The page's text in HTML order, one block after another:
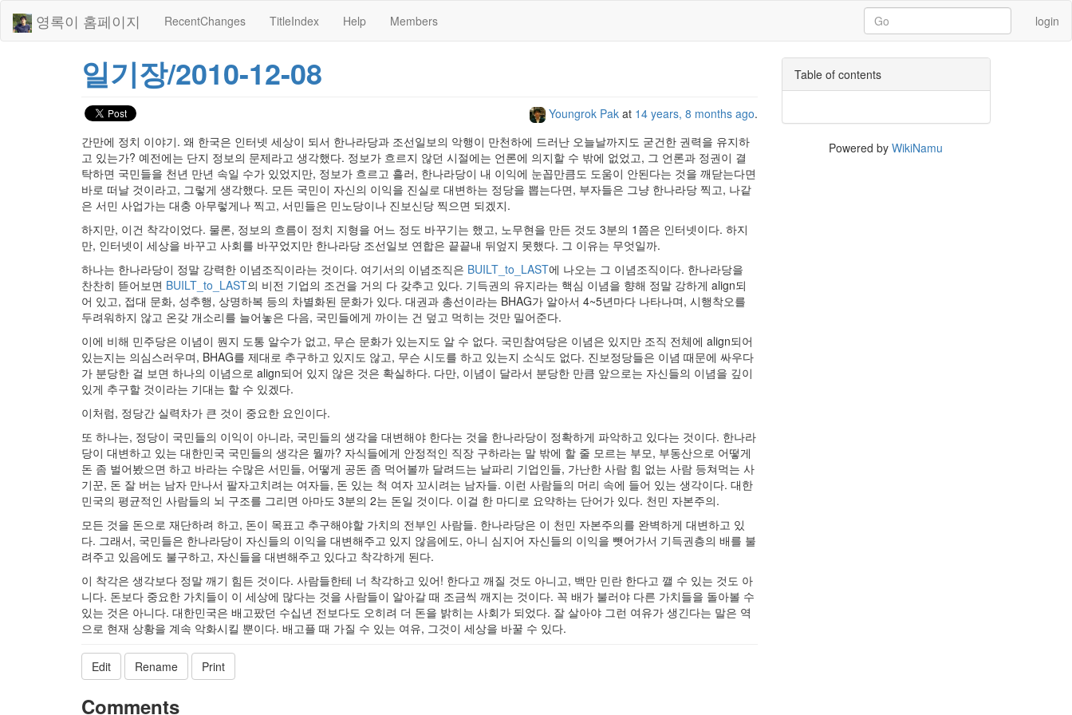
영록이 홈페이지 RecentChanges TitleIndex Help Members login
일기장/2010-12-08
Youngrok Pak at 14 years, 8 months ago.
간만에 정치 이야기. 왜 한국은 인터넷 세상이 되서 한나라당과 조선일보의 악행이 만천하에 드러난 오늘날까지도 굳건한 권력을 유지하
고 있는가? 예전에는 단지 정보의 문제라고 생각했다. 정보가 흐르지 않던 시절에는 언론에 의지할 수 밖에 없었고, 그 언론과 정권이 결
탁하면 국민들을 천년 만년 속일 수가 있었지만, 정보가 흐르고 흘러, 한나라당이 내 이익에 눈꼽만큼도 도움이 안된다는 것을 깨닫는다면
바로 떠날 것이라고, 그렇게 생각했다. 모든 국민이 자신의 이익을 진실로 대변하는 정당을 뽑는다면, 부자들은 그냥 한나라당 찍고, 나같
은 서민 사업가는 대충 아무렇게나 찍고, 서민들은 민노당이나 진보신당 찍으면 되겠지.
하지만, 이건 착각이었다. 물론, 정보의 흐름이 정치 지형을 어느 정도 바꾸기는 했고, 노무현을 만든 것도 3분의 1쯤은 인터넷이다. 하지
만, 인터넷이 세상을 바꾸고 사회를 바꾸었지만 한나라당 조선일보 연합은 끝끝내 뒤엎지 못했다. 그 이유는 무엇일까.
하나는 한나라당이 정말 강력한 이념조직이라는 것이다. 여기서의 이념조직은 BUILT_to_LAST에 나오는 그 이념조직이다. 한나라당을
찬찬히 뜯어보면 BUILT_to_LAST의 비전 기업의 조건을 거의 다 갖추고 있다. 기득권의 유지라는 핵심 이념을 향해 정말 강하게 align되
어 있고, 접대 문화, 성추행, 상명하복 등의 차별화된 문화가 있다. 대권과 총선이라는 BHAG가 알아서 4~5년마다 나타나며, 시행착오를
두려워하지 않고 온갖 개소리를 늘어놓은 다음, 국민들에게 까이는 건 덮고 먹히는 것만 밀어준다.
이에 비해 민주당은 이념이 뭔지 도통 알수가 없고, 무슨 문화가 있는지도 알 수 없다. 국민참여당은 이념은 있지만 조직 전체에 align되어
있는지는 의심스러우며, BHAG를 제대로 추구하고 있지도 않고, 무슨 시도를 하고 있는지 소식도 없다. 진보정당들은 이념 때문에 싸우다
가 분당한 걸 보면 하나의 이념으로 align되어 있지 않은 것은 확실하다. 다만, 이념이 달라서 분당한 만큼 앞으로는 자신들의 이념을 깊이
있게 추구할 것이라는 기대는 할 수 있겠다.
이처럼, 정당간 실력차가 큰 것이 중요한 요인이다.
또 하나는, 정당이 국민들의 이익이 아니라, 국민들의 생각을 대변해야 한다는 것을 한나라당이 정확하게 파악하고 있다는 것이다. 한나라
당이 대변하고 있는 대한민국 국민들의 생각은 뭘까? 자식들에게 안정적인 직장 구하라는 말 밖에 할 줄 모르는 부모, 부동산으로 어떻게
돈 좀 벌어봤으면 하고 바라는 수많은 서민들, 어떻게 공돈 좀 먹어볼까 달려드는 날파리 기업인들, 가난한 사람 힘 없는 사람 등쳐먹는 사
기꾼, 돈 잘 버는 남자 만나서 팔자고치려는 여자들, 돈 있는 척 여자 꼬시려는 남자들. 이런 사람들의 머리 속에 들어 있는 생각이다. 대한
민국의 평균적인 사람들의 뇌 구조를 그리면 아마도 3분의 2는 돈일 것이다. 이걸 한 마디로 요약하는 단어가 있다. 천민 자본주의.
모든 것을 돈으로 재단하려 하고, 돈이 목표고 추구해야할 가치의 전부인 사람들. 한나라당은 이 천민 자본주의를 완벽하게 대변하고 있
다. 그래서, 국민들은 한나라당이 자신들의 이익을 대변해주고 있지 않음에도, 아니 심지어 자신들의 이익을 뺏어가서 기득권층의 배를 불
려주고 있음에도 불구하고, 자신들을 대변해주고 있다고 착각하게 된다.
이 착각은 생각보다 정말 깨기 힘든 것이다. 사람들한테 너 착각하고 있어! 한다고 깨질 것도 아니고, 백만 민란 한다고 깰 수 있는 것도 아
니다. 돈보다 중요한 가치들이 이 세상에 많다는 것을 사람들이 알아갈 때 조금씩 깨지는 것이다. 꼭 배가 불러야 다른 가치들을 돌아볼 수
있는 것은 아니다. 대한민국은 배고팠던 수십년 전보다도 오히려 더 돈을 밝히는 사회가 되었다. 잘 살아야 그런 여유가 생긴다는 말은 역
으로 현재 상황을 계속 악화시킬 뿐이다. 배고플 때 가질 수 있는 여유, 그것이 세상을 바꿀 수 있다.
Edit Rename Print
Comments
Table of contents
Powered byWikiNamu